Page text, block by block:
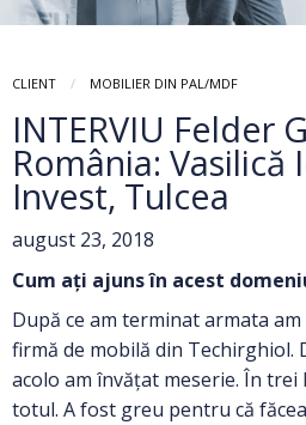
CLIENT MOBILIER DIN PAL/MDF
INTERVIU Felder
România: Vasilică
Invest, Tulcea
august 23, 2018
Cum ați ajuns în acest
După ce am terminat armata
firmă de mobilă din Techirghiol.
acolo am învățat meserie. În trei
totul. A fost greu pentru că